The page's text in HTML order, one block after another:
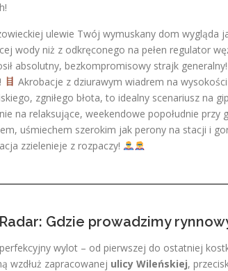
ulewie Twój wymuskany dom wygląda
wody niż z odkręconego na pełen regulator
absolutny, bezkompromisowy strajk
Akrobacje z dziurawym wiadrem na
zgniłego błota, to idealny scenariusz na
na relaksujące, weekendowe popołudnie przy
uśmiechem szerokim jak perony na stacji i
zzielenieje z rozpaczy!
Gdzie prowadzimy
wylot – od pierwszej do ostatniej
wzdłuż zapracowanej ulicy Wileńskiej,